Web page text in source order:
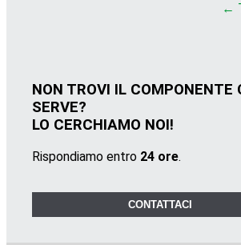
←
NON TROVI IL COMPONENTE
SERVE?
LO CERCHIAMO NOI!
Rispondiamo entro 24 ore.
CONTATTACI